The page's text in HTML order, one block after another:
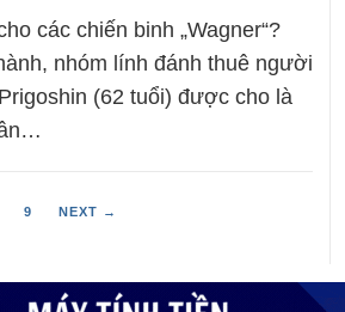
các chiến binh „Wagner“?
nhóm lính đánh thuê người
(62 tuổi) được cho là
9 NEXT →